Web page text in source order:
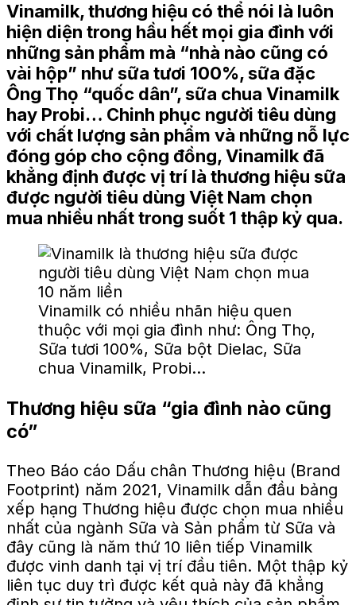
Vinamilk, thương hiệu có thể nói là luôn
hiện diện trong hầu hết mọi gia đình với
những sản phẩm mà “nhà nào cũng có
vài hộp” như sữa tươi 100%, sữa đặc
Ông Thọ “quốc dân”, sữa chua Vinamilk
hay Probi… Chinh phục người tiêu dùng
với chất lượng sản phẩm và những nỗ lực
đóng góp cho cộng đồng, Vinamilk đã
khẳng định được vị trí là thương hiệu sữa
được người tiêu dùng Việt Nam chọn
mua nhiều nhất trong suốt 1 thập kỷ qua.
Vinamilk có nhiều nhãn hiệu quen
thuộc với mọi gia đình như: Ông Thọ,
Sữa tươi 100%, Sữa bột Dielac, Sữa
chua Vinamilk, Probi…
Thương hiệu sữa “gia đình nào cũng
có”
Theo Báo cáo Dấu chân Thương hiệu (Brand
Footprint) năm 2021, Vinamilk dẫn đầu bảng
xếp hạng Thương hiệu được chọn mua nhiều
nhất của ngành Sữa và Sản phẩm từ Sữa và
đây cũng là năm thứ 10 liên tiếp Vinamilk
được vinh danh tại vị trí đầu tiên. Một thập kỷ
liên tục duy trì được kết quả này đã khẳng